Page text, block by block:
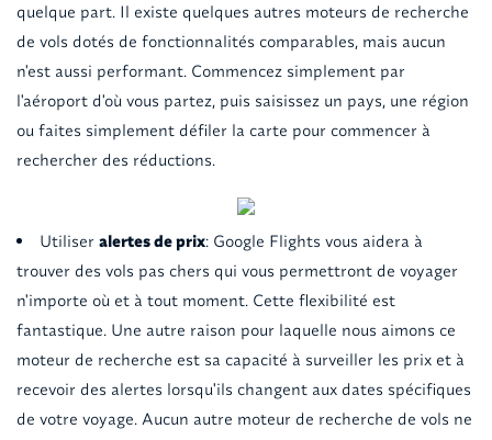
quelque part. Il existe quelques autres moteurs de recherche
de vols dotés de fonctionnalités comparables, mais aucun
n'est aussi performant. Commencez simplement par
l'aéroport d'où vous partez, puis saisissez un pays, une région
ou faites simplement défiler la carte pour commencer à
rechercher des réductions.
Utiliser alertes de prix: Google Flights vous aidera à
trouver des vols pas chers qui vous permettront de voyager
n'importe où et à tout moment. Cette flexibilité est
fantastique. Une autre raison pour laquelle nous aimons ce
moteur de recherche est sa capacité à surveiller les prix et à
recevoir des alertes lorsqu'ils changent aux dates spécifiques
de votre voyage. Aucun autre moteur de recherche de vols ne